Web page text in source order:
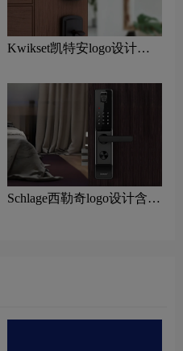
Kwikset凯特安logo设计含
Schlage西勒奇logo设计含义